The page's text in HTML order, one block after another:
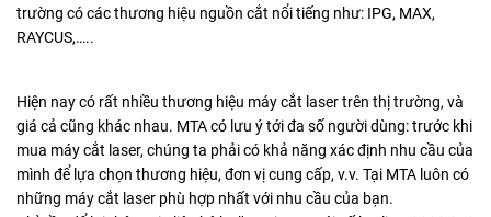
trường có các thương hiệu nguồn cắt nổi tiếng như: IPG, MAX,
RAYCUS,…..
Hiện nay có rất nhiều thương hiệu máy cắt laser trên thị trường, và
giá cả cũng khác nhau. MTA có lưu ý tới đa số người dùng: trước khi
mua máy cắt laser, chúng ta phải có khả năng xác định nhu cầu của
mình để lựa chọn thương hiệu, đơn vị cung cấp, v.v. Tại MTA luôn có
những máy cắt laser phù hợp nhất với nhu cầu của bạn.